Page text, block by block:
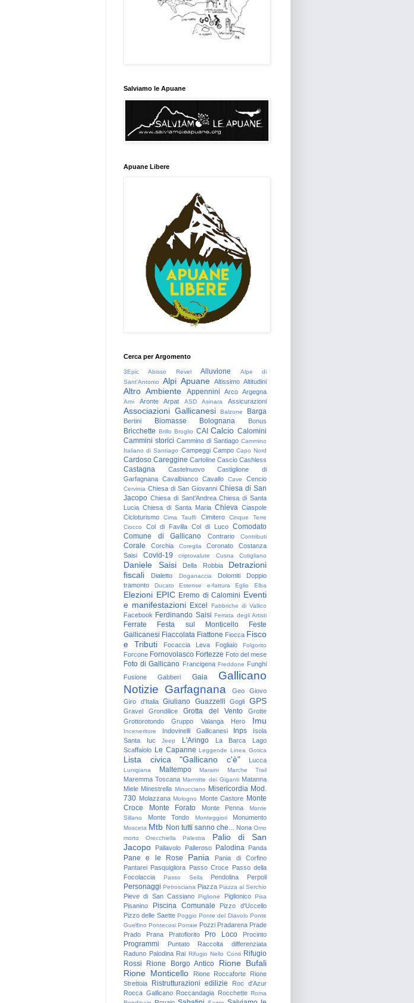
Salviamo le Apuane
Apuane Libere
Cerca per Argomento
3Epic Abisso Revel Alluvione
Alpe di
Sant'Antonio
Alpi Apuane Altissimo Altitudini
Altro Ambiente Appennini Arco Argegna
Arni Aronte Arpat ASD Asinara Assicurazioni
Associazioni Gallicanesi Balzone Barga
Bertini Biomasse Bolognana Bonus
Bricchette Brillo Broglio CAI Calcio Calomini
Cammini storici Cammino di Santiago Cammino
Italiano di Santiago Campeggi Campo Capo Nord
Cardoso Careggine Cartoline Cascio Cashless
Castagna Castelnuovo
Castiglione di
Garfagnana Cavalbianco Cavallo Cave Cencio
Cervinia Chiesa di San Giovanni Chiesa di San
Jacopo Chiesa di Sant'Andrea Chiesa di Santa
Lucia Chiesa di Santa Maria Chieva Ciaspole
Cicloturismo
Cima Tauffi Cimitero
Cinque Terre
Ciocco
Col di Favilla Col di Luco Comodato
Comune di Gallicano
Contrario Contributi
Corale Corchia Coreglia Coronato
Costanza
Saisi
Covid-19 criptovalute Cusna Cutigliano
Daniele Saisi Della Robbia
Detrazioni
fiscali
Dialetto Doganaccia Dolomiti
Doppio
tramonto
Ducato Estense e-fattura Eglio Elba
Elezioni EPIC Eremo di Calomini Eventi
e manifestazioni Excel Fabbriche di Vallico
Facebook Ferdinando Saisi Ferrata degli Artisti
Ferrate Festa sul Monticello
Feste
Gallicanesi Fiaccolata Fiattone Fiocca Fisco
e Tributi
Focaccia Leva Fogliaio Folgorito
Forcone Fornovolasco Fortezze Foto del mese
Foto di Gallicano Francigena Freddone Funghi
Fusione
Gabberi Gaia
Gallicano
Notizie Garfagnana Geo
Giovo
Giro d'Italia
Giuliano Guazzelli Gogli GPS
Gravel Grondilice Grotta del Vento
Grotte
Grottorotondo
Gruppo Valanga Hero Imu
Inceneritore Indovinelli Gallicanesi Inps
Isola
Santa
Iuc Jeep L'Aringo La Barca
Lago
Scaffaiolo Le Capanne Leggende Linea Gotica
Lista civica "Gallicano c'è" Lucca
Lunigiana Maltempo Maraini Marche Trail
Maremma Toscana Marmitte dei Giganti Matanna
Miele Minestrella Minucciano Misericordia Mod.
730 Molazzana Mologno Monte Castore Monte
Croce
Monte Forato Monte Penna
Monte
Sillano
Monte Tondo Monteggiori Monumento
Mosceta Mtb Non tutti sanno che... Nona Omo
morto
Orecchiella Palestra
Palio di San
Jacopo
Pallavolo Palleroso Palodina Panda
Pane e le Rose Pania
Pania di Corfino
Pantarei Pasquigliora Passo Croce Passo della
Focolaccia
Passo Sella Pendolina Perpoli
Personaggi Petrosciana Piazza Piazza al Serchio
Pieve di San Cassiano Piglione Piglionico Pisa
Pisanino Piscina Comunale
Pizzo d'Uccello
Pizzo delle Saette Poggio Ponte del Diavolo Ponte
Guelfino Pontecosi Porraie Pozzi Pradarena Prade
Prado
Prana Pratofiorito Pro Loco Procinto
Programmi Puntato
Raccolta differenziata
Raduno Palodina Rai Rifugio Nello Conti Rifugio
Rossi
Rione Borgo Antico
Rione Bufali
Rione Monticello
Rione Roccaforte
Rione
Strettoia
Ristrutturazioni edilizie
Roc d'Azur
Rocca Gallicano Roccandagia Rocchette Roma